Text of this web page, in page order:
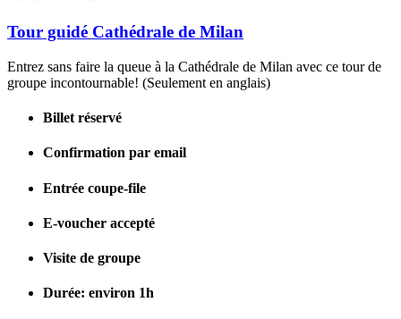
Tour guidé Cathédrale de Milan
Entrez sans faire la queue à la Cathédrale de Milan avec ce tour de
groupe incontournable! (Seulement en anglais)
Billet réservé
Confirmation par email
Entrée coupe-file
E-voucher accepté
Visite de groupe
Durée: environ 1h